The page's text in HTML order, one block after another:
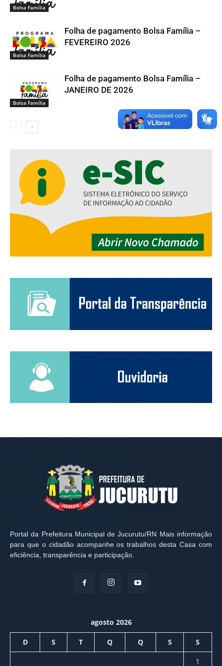
Bolsa Família
Bolsa Família
Folha de pagamento Bolsa Família –
FEVEREIRO 2026
Bolsa Família
Folha de pagamento Bolsa Família –
JANEIRO DE 2026
Portal da Prefeitura Municipal de Jucurutu/RN Mais informação
para que o cidadão acompanhe os trabalhos desta Casa com
eficiência, transparência e participação.
agosto 2026
D S T Q Q S S
1